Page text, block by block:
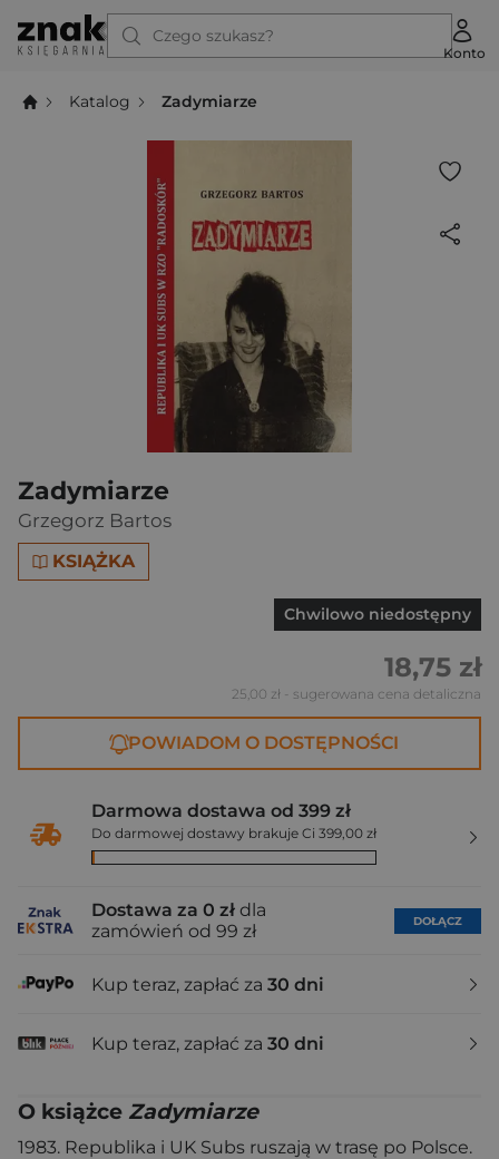
Czego szukasz?
Konto
Katalog Zadymiarze
Zadymiarze
Grzegorz Bartos
KSIĄŻKA
Chwilowo niedostępny
18,75 zł
25,00 zł - sugerowana cena detaliczna
POWIADOM O DOSTĘPNOŚCI
Darmowa dostawa od 399 zł
Do darmowej dostawy brakuje Ci 399,00 zł
Dostawa za 0 zł dla
zamówień od 99 zł
DOŁĄCZ
Kup teraz, zapłać za 30 dni
Kup teraz, zapłać za 30 dni
O książce Zadymiarze
1983. Republika i UK Subs ruszają w trasę po Polsce.